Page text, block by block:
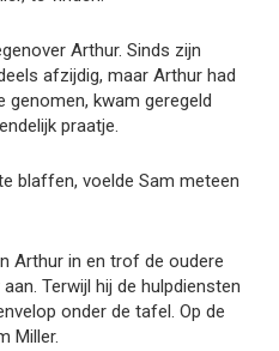
Arthur. Sinds zijn
afzijdig, maar Arthur had
genomen, kwam geregeld
praatje.
blaffen, voelde Sam meteen
Arthur in en trof de oudere
Terwijl hij de hulpdiensten
onder de tafel. Op de
Miller.